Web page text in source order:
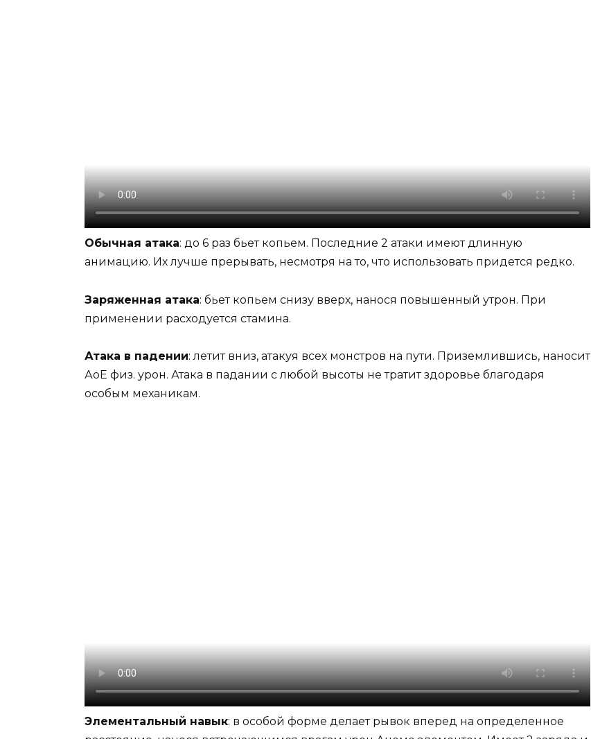
Обычная атака: до 6 раз бьет копьем. Последние 2 атаки имеют длинную
анимацию. Их лучше прерывать, несмотря на то, что использовать придется редко.
Заряженная атака: бьет копьем снизу вверх, нанося повышенный утрон. При
применении расходуется стамина.
Атака в падении: летит вниз, атакуя всех монстров на пути. Приземлившись, наносит
АоЕ физ. урон. Атака в падании с любой высоты не тратит здоровье благодаря
особым механикам.
Элементальный навык: в особой форме делает рывок вперед на определенное